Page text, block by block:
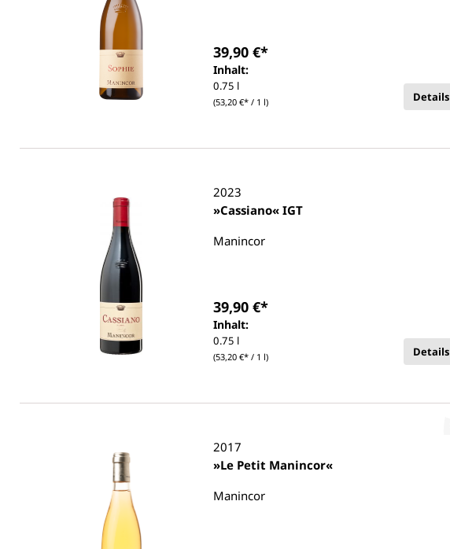
Inhalt:
0.75 l
(53,20 €* / 1 l)
39,90 €*
Details
2023
»Cassiano« IGT
Manincor
Inhalt:
0.75 l
(53,20 €* / 1 l)
39,90 €*
Details
2017
»Le Petit Manincor«
Manincor